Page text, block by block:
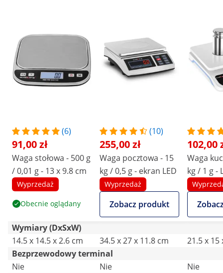
(6)
91,00 zł
Waga stołowa - 500 g
/ 0,01 g - 13 x 9.8 cm
Wyprzedaż
Obecnie oglądany
(10)
255,00 zł
Waga pocztowa - 15
kg / 0,5 g - ekran LED
Wyprzedaż
Zobacz produkt
102,00
Waga
kg / 1 g -
Wymiary (DxSxW)
14.5 x 14.5 x 2.6 cm
34.5 x 27 x 11.8 cm
21.5 x 15
Bezprzewodowy terminal
Nie
Nie
Nie